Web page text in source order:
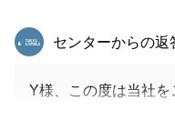
東急リバブル
センターからの返
Y様、この度は当社を